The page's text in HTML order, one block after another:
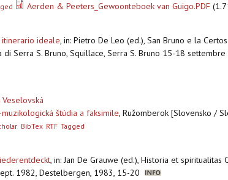
Aerden & Peeters_Gewoonteboek van Guigo.PDF
itinerario ideale, in: Pietro De Leo (ed.), San Bruno e la
Serra S. Bruno, Squillace, Serra S. Bruno 15-18
Veselovská
štúdia a faksimile, Ružomberok [Slovensko /
BibTex RTF Tagged
, in: Jan De Grauwe (ed.), Historia et spiritualitas
1982, Destelbergen, 1983, 15-20